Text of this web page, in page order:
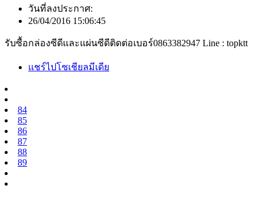
วันที่ลงประกาศ:
26/04/2016 15:06:45
รับซื้อกล่องซีดีและแผ่นซีดีติดต่อเบอร์0863382947 Line : topktt
แชร์ไปโซเชียลมีเดีย
84
85
86
87
88
89